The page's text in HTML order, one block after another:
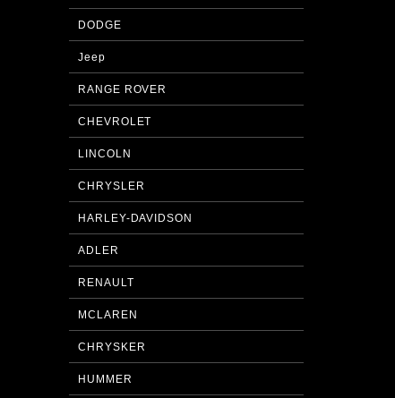
DODGE
Jeep
RANGE ROVER
CHEVROLET
LINCOLN
CHRYSLER
HARLEY-DAVIDSON
ADLER
RENAULT
MCLAREN
CHRYSKER
HUMMER